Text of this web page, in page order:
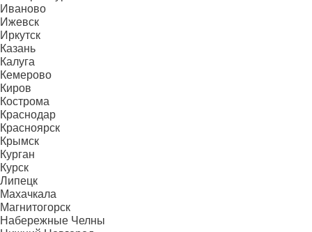
Иваново
Ижевск
Иркутск
Казань
Калуга
Кемерово
Киров
Кострома
Краснодар
Красноярск
Крымск
Курган
Курск
Липецк
Махачкала
Магнитогорск
Набережные Челны